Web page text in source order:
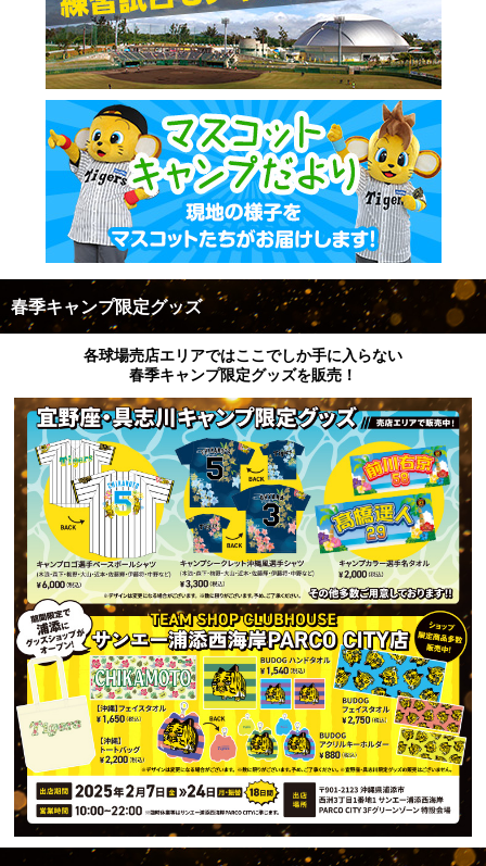
春季キャンプ限定グッズ
各球場売店エリアではここでしか手に入らない
春季キャンプ限定グッズを販売！